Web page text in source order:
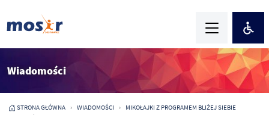
Wiadomości
STRONA GŁÓWNA WIADOMOŚCI
MIKOŁAJKI Z PROGRAMEM BLIŻEJ SIEBIE